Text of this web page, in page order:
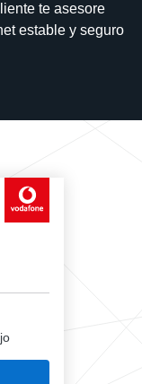
te asesore
estable y seguro